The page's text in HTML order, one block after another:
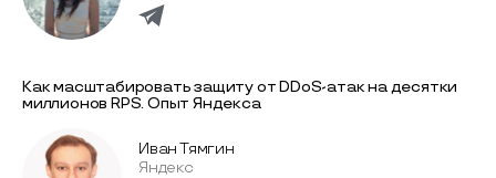
Как масштабировать защиту от DDoS-атак на десятки
миллионов RPS. Опыт Яндекса
Иван Тямгин
Яндекс